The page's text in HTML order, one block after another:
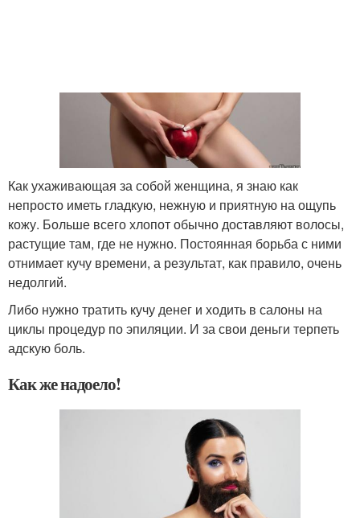
Как ухаживающая за собой женщина, я знаю как
непросто иметь гладкую, нежную и приятную на ощупь
кожу. Больше всего хлопот обычно доставляют волосы,
растущие там, где не нужно. Постоянная борьба с ними
отнимает кучу времени, а результат, как правило, очень
недолгий.
Либо нужно тратить кучу денег и ходить в салоны на
циклы процедур по эпиляции. И за свои деньги терпеть
адскую боль.
Как же надоело!